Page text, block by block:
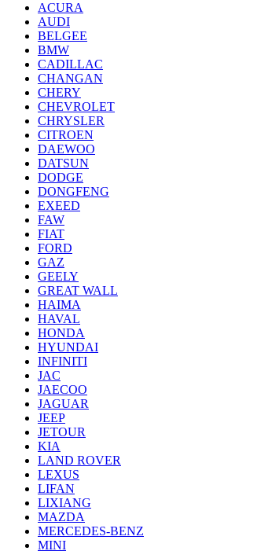
ACURA
AUDI
BELGEE
BMW
CADILLAC
CHANGAN
CHERY
CHEVROLET
CHRYSLER
CITROEN
DAEWOO
DATSUN
DODGE
DONGFENG
EXEED
FAW
FIAT
FORD
GAZ
GEELY
GREAT WALL
HAIMA
HAVAL
HONDA
HYUNDAI
INFINITI
JAC
JAECOO
JAGUAR
JEEP
JETOUR
KIA
LAND ROVER
LEXUS
LIFAN
LIXIANG
MAZDA
MERCEDES-BENZ
MINI